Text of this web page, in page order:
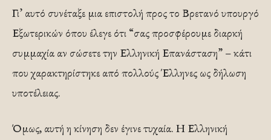
Γι’ αυτό συνέταξε μια επιστολή προς το Βρετανό υπουργό
Εξωτερικών όπου έλεγε ότι “σας προσφέρουμε διαρκή
συμμαχία αν σώσετε την Ελληνική Επανάσταση” – κάτι
που χαρακτηρίστηκε από πολλούς Έλληνες ως δήλωση
υποτέλειας.
Όμως, αυτή η κίνηση δεν έγινε τυχαία. Η Ελληνική